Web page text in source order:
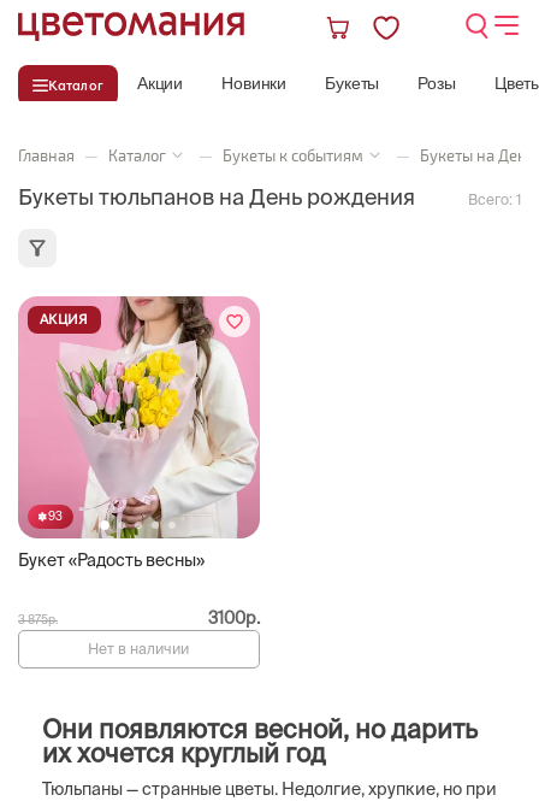
Каталог Акции Новинки Букеты Розы
Главная — Каталог — Букеты к событиям — Букеты на
Букеты тюльпанов на День рождения Всего: 1
93
Букет «Радость весны»
АКЦИЯ
3 875р. 3100р.
Нет в наличии
Они появляются весной, но дарить
их хочется круглый год
Тюльпаны — странные цветы. Недолгие, хрупкие, но при